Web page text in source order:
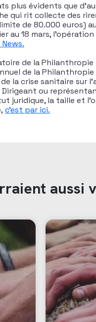
plus évidents que
qui rit collecte des
de 80.000 euros)
au 18 mars,
News.
de la
de la
la crise sanitaire sur
ou
juridique, la taille et
c’est par ici.
aussi